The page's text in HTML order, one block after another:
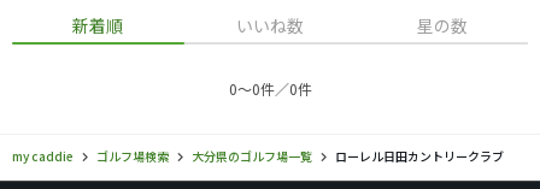
新着順 いいね数 星の数
0〜0件／0件
my caddie ゴルフ場検索 大分県のゴルフ場一覧 ローレル日田カントリークラブ